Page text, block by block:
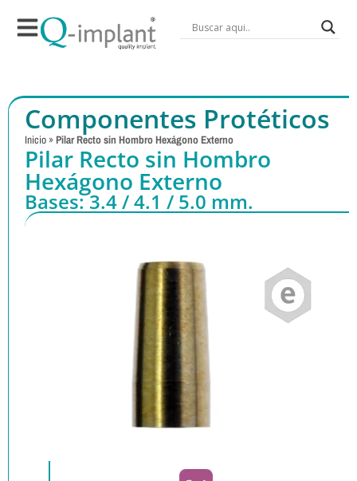
Componentes Protéticos
Inicio »Pilar Recto sin Hombro Hexágono Externo
Pilar Recto sin Hombro
Hexágono Externo
Bases: 3.4 / 4.1 / 5.0 mm.